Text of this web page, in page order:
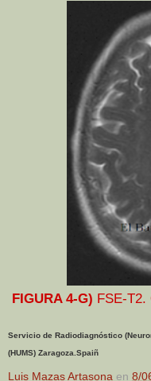
FIGURA 4-G) FSE-T2.
Servicio de Radiodiagnóstico
(HUMS) Zaragoza.Spaiñ
Luis Mazas Artasona en 8/